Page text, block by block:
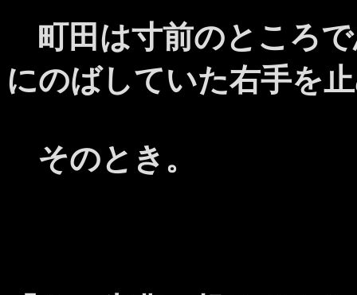
町田は寸前のところ
にのばしていた右手を
そのとき。